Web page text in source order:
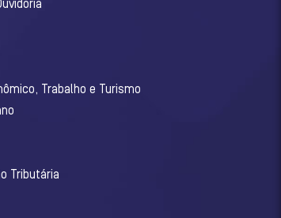
Trabalho e Turismo
Tributária